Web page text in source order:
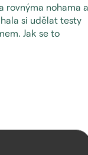
rovnýma nohama a
si udělat testy
Jak se to